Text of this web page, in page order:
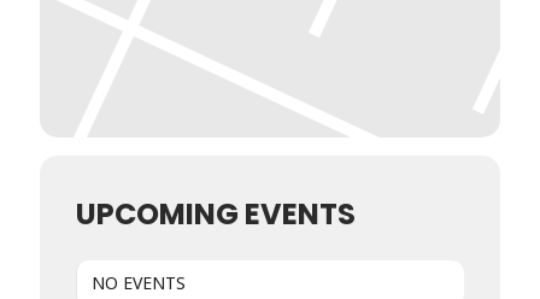
UPCOMING EVENTS
NO EVENTS